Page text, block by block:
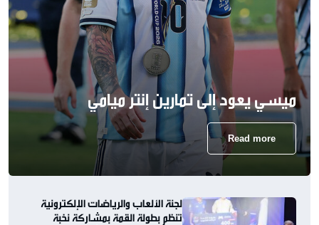
ميسي يعود إلى تمارين إنتر ميامي
Read more
لجنة الألعاب والرياضات الإلكترونية
تنظم بطولة القمة بمشاركة نخبة